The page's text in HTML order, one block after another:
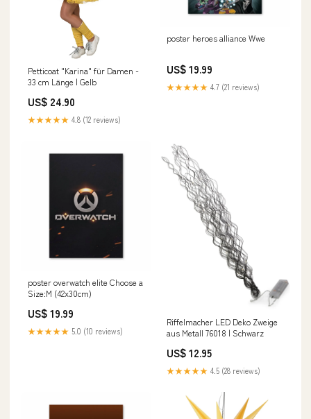
Petticoat "Karina" für Damen -
33 cm Länge | Gelb
US$ 24.90
★★★★★ 4.8 (12 reviews)
poster heroes alliance Wwe
US$ 19.99
★★★★★ 4.7 (21 reviews)
poster overwatch elite Choose a
Size:M (42x30cm)
US$ 19.99
★★★★★ 5.0 (10 reviews)
Riffelmacher LED Deko Zweige
aus Metall 76018 | Schwarz
US$ 12.95
★★★★★ 4.5 (28 reviews)